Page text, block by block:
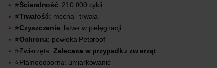
⭐Ścieralność: 210 000 cykli
⭐Trwałość: mocna i trwała
⭐Czyszczenie: łatwe w pielęgnacji
⭐Ochrona: powłoka Petproof
⭐Zwierzęta: Zalecana w przypadku zwierząt
⭐Plamoodporna: umiarkowanie